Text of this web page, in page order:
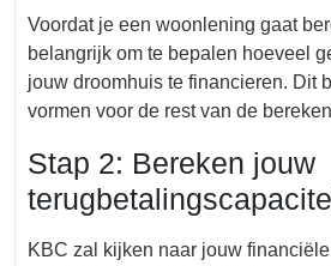
Voordat je een woonlening gaat
belangrijk om te bepalen hoeveel
jouw droomhuis te financieren. Dit
vormen voor de rest van de
Stap 2: Bereken jouw
KBC zal kijken naar jouw